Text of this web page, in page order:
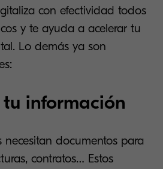
con efectividad todos
y te ayuda a acelerar tu
Lo demás ya son
información
necesitan documentos para
contratos… Estos